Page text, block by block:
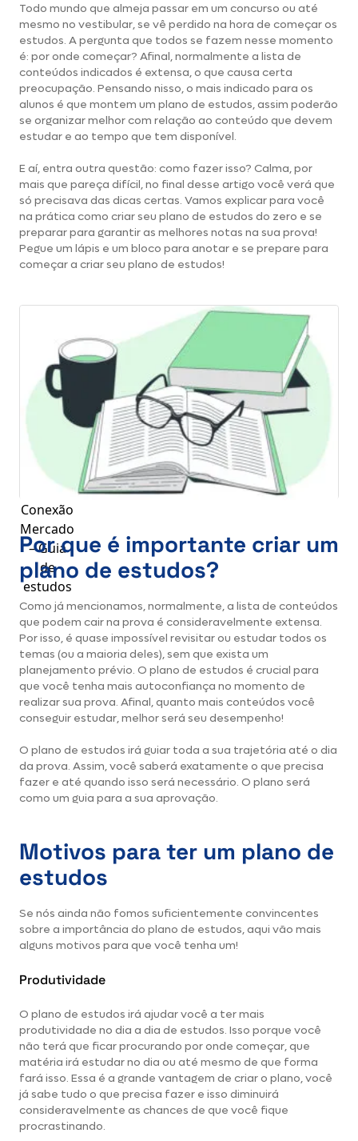
Todo mundo que almeja passar em um concurso ou até
mesmo no vestibular, se vê perdido na hora de começar os
estudos. A pergunta que todos se fazem nesse momento
é: por onde começar? Afinal, normalmente a lista de
conteúdos indicados é extensa, o que causa certa
preocupação. Pensando nisso, o mais indicado para os
alunos é que montem um plano de estudos, assim poderão
se organizar melhor com relação ao conteúdo que devem
estudar e ao tempo que tem disponível.
E aí, entra outra questão: como fazer isso? Calma, por
mais que pareça difícil, no final desse artigo você verá que
só precisava das dicas certas. Vamos explicar para você
na prática como criar seu plano de estudos do zero e se
preparar para garantir as melhores notas na sua prova!
Pegue um lápis e um bloco para anotar e se prepare para
começar a criar seu plano de estudos!
Conexão
Mercado
– Guia
de
estudos
Por que é importante criar um
plano de estudos?
Como já mencionamos, normalmente, a lista de conteúdos
que podem cair na prova é consideravelmente extensa.
Por isso, é quase impossível revisitar ou estudar todos os
temas (ou a maioria deles), sem que exista um
planejamento prévio. O plano de estudos é crucial para
que você tenha mais autoconfiança no momento de
realizar sua prova. Afinal, quanto mais conteúdos você
conseguir estudar, melhor será seu desempenho!
O plano de estudos irá guiar toda a sua trajetória até o dia
da prova. Assim, você saberá exatamente o que precisa
fazer e até quando isso será necessário. O plano será
como um guia para a sua aprovação.
Motivos para ter um plano de
estudos
Se nós ainda não fomos suficientemente convincentes
sobre a importância do plano de estudos, aqui vão mais
alguns motivos para que você tenha um!
Produtividade
O plano de estudos irá ajudar você a ter mais
produtividade no dia a dia de estudos. Isso porque você
não terá que ficar procurando por onde começar, que
matéria irá estudar no dia ou até mesmo de que forma
fará isso. Essa é a grande vantagem de criar o plano, você
já sabe tudo o que precisa fazer e isso diminuirá
consideravelmente as chances de que você fique
procrastinando.